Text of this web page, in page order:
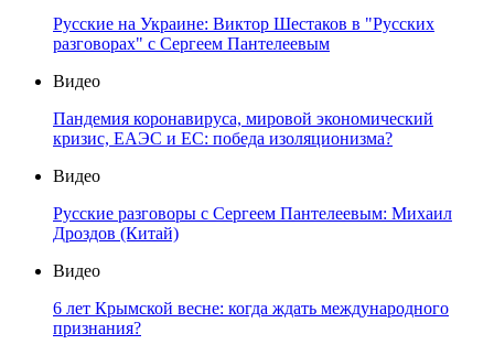
Русские на Украине: Виктор Шестаков в "Русских
разговорах" с Сергеем Пантелеевым
Видео
Пандемия коронавируса, мировой экономический
кризис, ЕАЭС и ЕС: победа изоляционизма?
Видео
Русские разговоры с Сергеем Пантелеевым: Михаил
Дроздов (Китай)
Видео
6 лет Крымской весне: когда ждать международного
признания?